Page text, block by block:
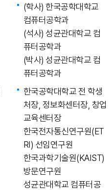
(학사) 한국공학대학교
컴퓨터공학과
(석사) 성균관대학교 컴
퓨터공학과
(박사) 성균관대학교 컴
퓨터공학과
한국공학대학교 전 학생
처장, 정보화센터장, 창업
교육센터장
한국전자통신연구원(ET
RI) 선임연구원
한국과학기술원(KAIST)
방문연구원
성균관대학교 컴퓨터공